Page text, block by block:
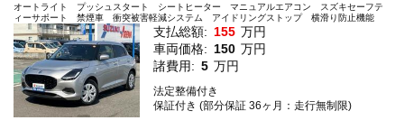
オートライト プッシュスタート シートヒーター マニュアルエアコン スズキセーフテ
ィーサポート 禁煙車 衝突被害軽減システム アイドリングストップ 横滑り防止機能
支払総額: 155 万円
車両価格: 150 万円
諸費用: 5 万円
法定整備付き
保証付き (部分保証 36ヶ月：走行無制限)